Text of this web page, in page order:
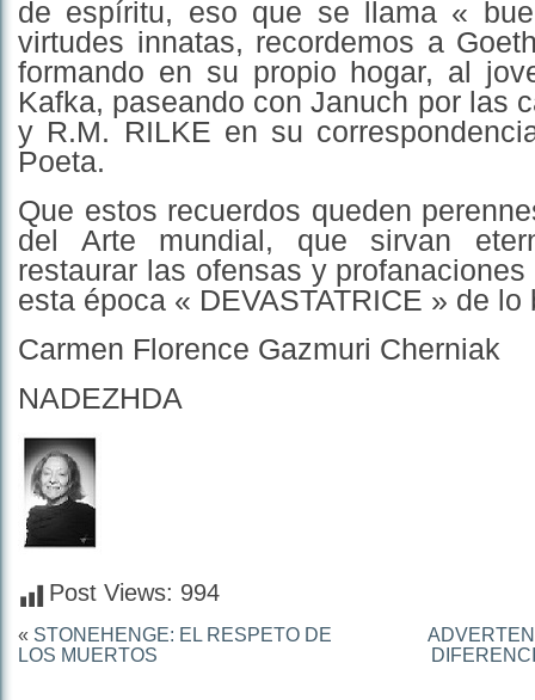
de espíritu, eso que se llama «
virtudes innatas, recordemos a
formando en su propio hogar, al
Kafka, paseando con Januch por las
y R.M. RILKE en su
Poeta.
Que estos recuerdos queden
del Arte mundial, que sirvan
restaurar las ofensas y
esta época « DEVASTATRICE » de lo
Carmen Florence Gazmuri Cherniak
NADEZHDA
Post Views: 994
« STONEHENGE: EL RESPETO DE
LOS MUERTOS